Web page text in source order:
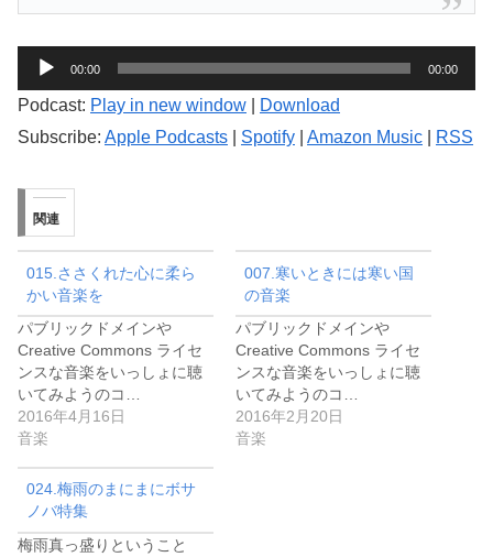
声
ヤ
00:00 00:00
Podcast: Play in new window
Download
Subscribe: Apple Podcasts Spotify Amazon Music RSS
関連
015.ささくれた心に柔ら
かい音楽を
パブリックドメインや
Creative Commons ライセ
ンスな音楽をいっしょに聴
いてみようのコ…
2016年4月16日
音楽
007.寒いときには寒い国
の音楽
パブリックドメインや
Creative Commons ライセ
ンスな音楽をいっしょに聴
いてみようのコ…
2016年2月20日
音楽
024.梅雨のまにまにボサ
ノバ特集
梅雨真っ盛りということ